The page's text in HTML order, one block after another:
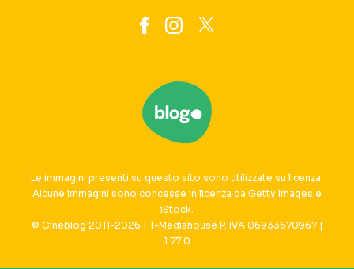
Le immagini presenti su questo sito sono utilizzate su licenza.
Alcune immagini sono concesse in licenza da Getty Images e
iStock.
© Cineblog 2011-2026 | T-Mediahouse P. IVA 06933670967 |
1.77.0